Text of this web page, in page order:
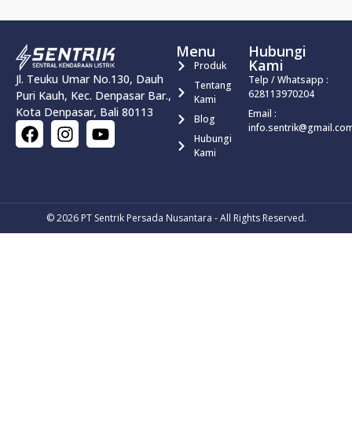
Jl. Teuku Umar No.130, Dauh
Puri Kauh, Kec. Denpasar Bar.,
Kota Denpasar, Bali 80113
Menu
Produk
Tentang
Kami
Blog
Hubungi
Kami
Hubungi
Kami
Telp / Whatsapp :
628113970204
Email :
© 2026 PT Sentrik Persada Nusantara - All Rights Reserved.